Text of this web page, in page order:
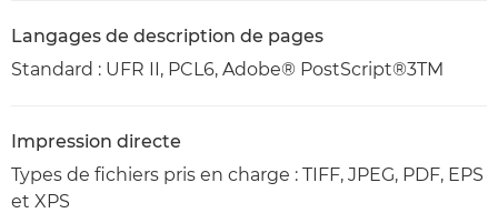
Langages de description de pages
Standard : UFR II, PCL6, Adobe® PostScript®3TM
Impression directe
Types de fichiers pris en charge : TIFF, JPEG, PDF, EPS
et XPS